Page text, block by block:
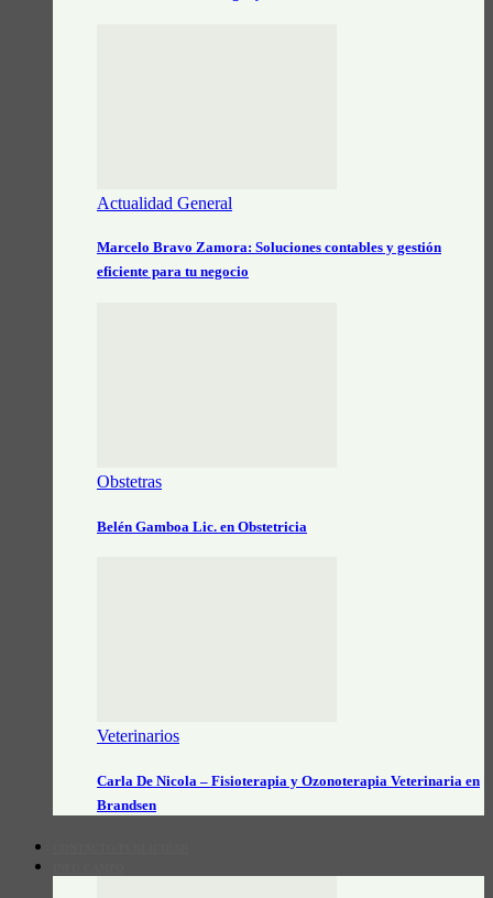
Actualidad General
Marcelo Bravo Zamora: Soluciones contables y gestión
eficiente para tu negocio
Obstetras
Belén Gamboa Lic. en Obstetricia
Veterinarios
Carla De Nicola – Fisioterapia y Ozonoterapia Veterinaria en
Brandsen